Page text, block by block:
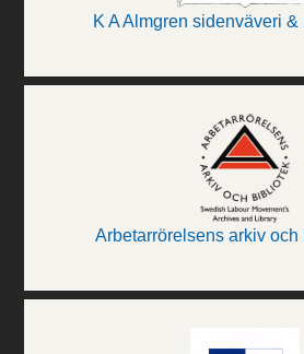
K A Almgren sidenväveri &
Arbetarrörelsens arkiv och